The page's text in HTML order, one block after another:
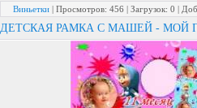
Виньетки | Просмотров: 456 | Загрузок: 0 |
ДЕТСКАЯ РАМКА С МАШЕЙ - МОЙ